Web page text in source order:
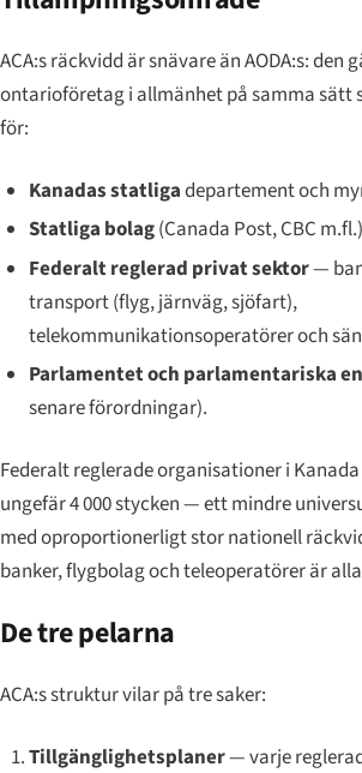
ACA:s räckvidd är snävare än AODA:s: den
ontarioföretag i allmänhet på samma sätt
för:
Kanadas statligadepartement och
Statliga bolag(Canada Post, CBC
Federalt reglerad privat sektor—
transport (flyg, järnväg, sjöfart),
telekommunikationsoperatörer och
Parlamentet och parlamentariska
senare förordningar).
Federalt reglerade organisationer i
ungefär 4 000 stycken — ett mindre
med oproportionerligt stor nationell
banker, flygbolag och teleoperatörer är
De tre pelarna
ACA:s struktur vilar på tre saker:
Tillgänglighetsplaner— varje